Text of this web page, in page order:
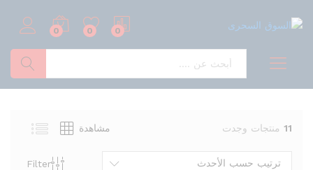
0
0
0
11 منتجات وجدت مشاهدة
Filter ترتيب حسب الأحدث